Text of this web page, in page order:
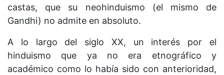
castas, que su neohinduismo (el mismo de
Gandhi) no admite en absoluto.
A lo largo del siglo XX, un interés por el
hinduismo que ya no era etnográfico y
académico como lo había sido con anterioridad,